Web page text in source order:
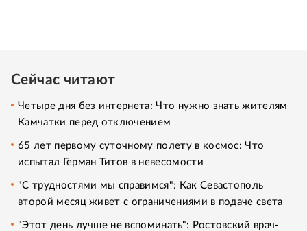
Сейчас читают
Четыре дня без интернета: Что нужно знать жителям
Камчатки перед отключением
65 лет первому суточному полету в космос: Что
испытал Герман Титов в невесомости
"С трудностями мы справимся": Как Севастополь
второй месяц живет с ограничениями в подаче света
"Этот день лучше не вспоминать": Ростовский врач-